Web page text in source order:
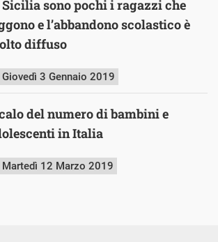
sono pochi i ragazzi che
e l’abbandono scolastico è
diffuso
Giovedì 3 Gennaio 2019
del numero di bambini e
in Italia
Martedì 12 Marzo 2019